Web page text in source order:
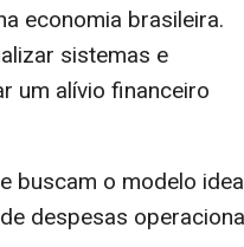
economia brasileira.
sistemas e
um alívio financeiro
buscam o modelo
despesas